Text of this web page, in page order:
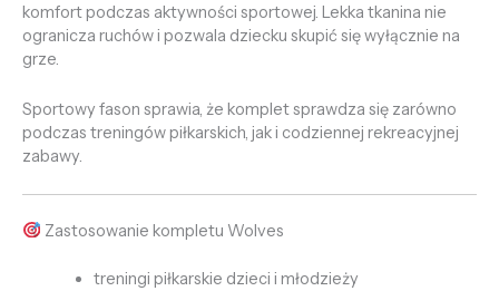
komfort podczas aktywności sportowej. Lekka tkanina nie
ogranicza ruchów i pozwala dziecku skupić się wyłącznie na
grze.
Sportowy fason sprawia, że komplet sprawdza się zarówno
podczas treningów piłkarskich, jak i codziennej rekreacyjnej
zabawy.
Zastosowanie kompletu Wolves
treningi piłkarskie dzieci i młodzieży